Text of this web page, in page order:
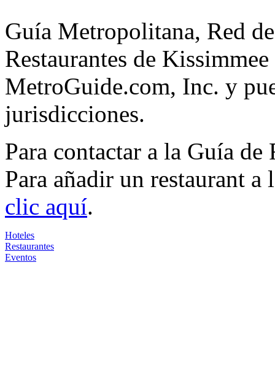
Guía Metropolitana, Red
Restaurantes de
MetroGuide.com, Inc. y
jurisdicciones.
Para contactar a la Guía de
Para añadir un restaurant
clic aquí.
Hoteles
Restaurantes
Eventos